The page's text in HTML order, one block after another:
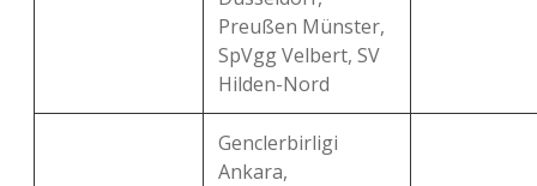
Preußen Münster,
SpVgg Velbert, SV
Hilden-Nord
Genclerbirligi
Ankara,